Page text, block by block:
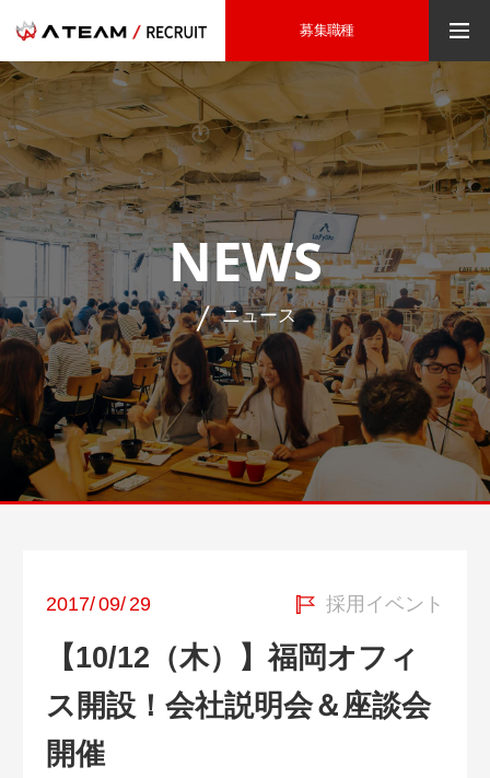
募集職種
NEWS
ニュース
採用イベント
2017/09/29
【10/12（木）】福岡オフィ
ス開設！会社説明会＆座談会
開催